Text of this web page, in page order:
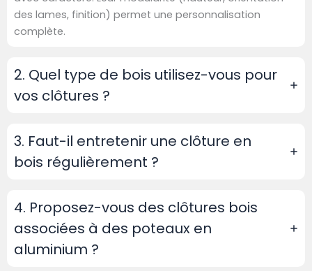
des lames, finition) permet une personnalisation
complète.
2. Quel type de bois utilisez-vous pour
vos clôtures ?
3. Faut-il entretenir une clôture en
bois régulièrement ?
4. Proposez-vous des clôtures bois
associées à des poteaux en
aluminium ?